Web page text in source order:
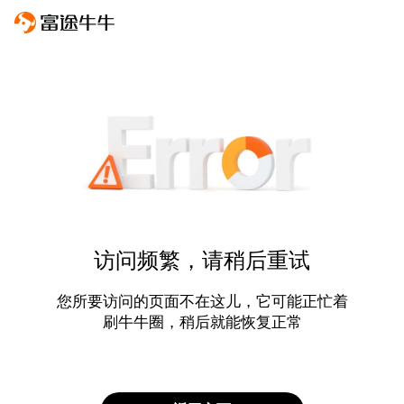
访问频繁，请稍后重试
您所要访问的页面不在这儿，它可能正忙着
刷牛牛圈，稍后就能恢复正常